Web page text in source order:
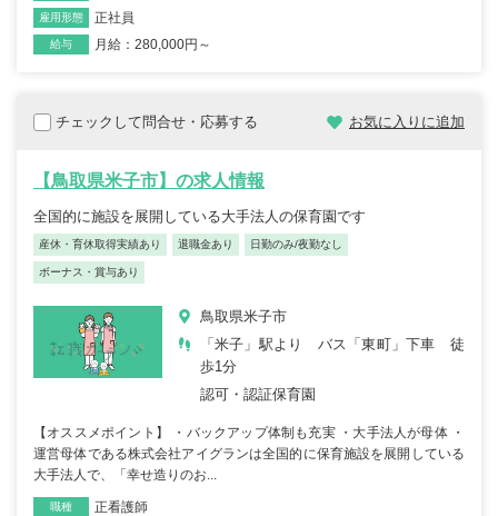
雇用形態 正社員
給与 月給：280,000円～
チェックして問合せ・応募する お気に入りに追加
【鳥取県米子市】の求人情報
全国的に施設を展開している大手法人の保育園です
産休・育休取得実績あり 退職金あり 日勤のみ/夜勤なし
ボーナス・賞与あり
鳥取県米子市
「米子」駅より バス「東町」下車 徒
歩1分
認可・認証保育園
【オススメポイント】 ・バックアップ体制も充実 ・大手法人が母体 ・
運営母体である株式会社アイグランは全国的に保育施設を展開している
大手法人で、「幸せ造りのお...
職種 正看護師